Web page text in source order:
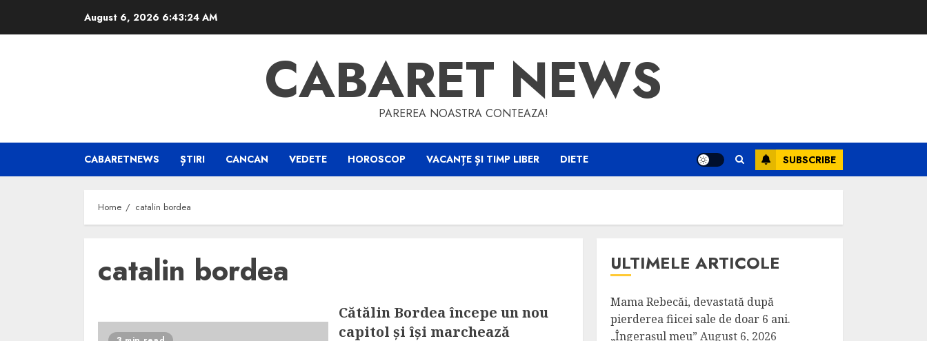
August 6, 2026 6:43:25 AM
CABARET NEWS
PAREREA NOASTRA CONTEAZA!
CABARETNEWS ȘTIRI CANCAN VEDETE HOROSCOP VACANȚE ȘI TIMP LIBER DIETE SUBSCRIBE
Home catalin bordea
catalin bordea
Cătălin Bordea începe un nou
capitol și își marchează
ULTIMELE ARTICOLE
Mama Rebecăi, devastată după
pierderea fiicei sale de doar 6 ani.
„Îngerașul meu” August 6, 2026